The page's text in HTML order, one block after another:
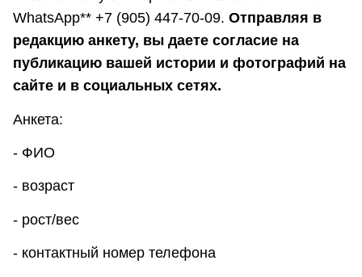
WhatsApp** +7 (905) 447-70-09. Отправляя в
редакцию анкету, вы даете согласие на
публикацию вашей истории и фотографий на
сайте и в социальных сетях.
Анкета:
- ФИО
- возраст
- рост/вес
- контактный номер телефона